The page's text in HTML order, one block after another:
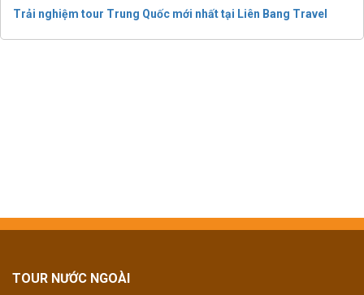
Trải nghiệm tour Trung Quốc mới nhất tại Liên Bang Travel
TOUR NƯỚC NGOÀI